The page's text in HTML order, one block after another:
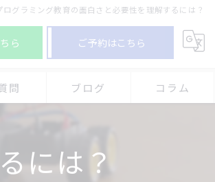
ログラミング教育の面白さと必要性を理解するには？
ら ご予約はこちら
神戸舞多聞校
問 ブログ コラム
には？